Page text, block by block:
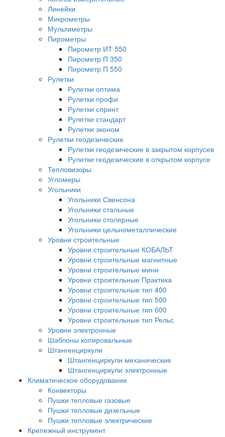
Линейки
Микрометры
Мультиметры
Пирометры
Пирометр ИТ 550
Пирометр П 350
Пирометр П 550
Рулетки
Рулетки оптима
Рулетки профи
Рулетки спринт
Рулетки стандарт
Рулетки эконом
Рулетки геодезические
Рулетки геодезические в закрытом корпусев
Рулетки геодезические в открытом корпусе
Тепловизоры
Угломеры
Угольники
Угольники Свенсона
Угольники стальные
Угольники столярные
Угольники цельнометаллические
Уровни строительные
Уровни строительные КОБАЛЬТ
Уровни строительные магнитные
Уровни строительные мини
Уровни строительные Практика
Уровни строительные тип 400
Уровни строительные тип 500
Уровни строительные тип 600
Уровни строительные тип Рельс
Уровни электронные
Шаблоны копировальные
Штангенциркули
Штангенциркули механические
Штангенциркули электронные
Климатическое оборудование
Конвекторы
Пушки тепловые газовые
Пушки тепловые дизельные
Пушки тепловые электрические
Крепежный инструмент